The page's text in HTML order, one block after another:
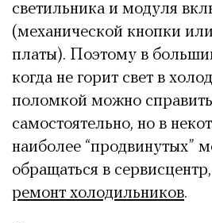
светильника и модуля
(механической кнопки
платы). Поэтому в
когда не горит свет в
поломкой можно
самостоятельно, но в
наиболее “продвинутых”
обращаться в
ремонт холодильников.